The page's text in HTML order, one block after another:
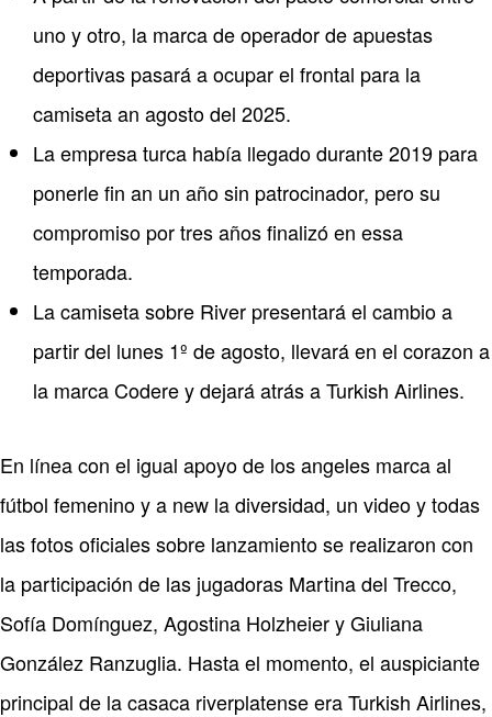
uno y otro, la marca de operador de apuestas
deportivas pasará a ocupar el frontal para la
camiseta an agosto del 2025.
La empresa turca había llegado durante 2019 para
ponerle fin an un año sin patrocinador, pero su
compromiso por tres años finalizó en essa
temporada.
La camiseta sobre River presentará el cambio a
partir del lunes 1º de agosto, llevará en el corazon a
la marca Codere y dejará atrás a Turkish Airlines.
En línea con el igual apoyo de los angeles marca al
fútbol femenino y a new la diversidad, un video y todas
las fotos oficiales sobre lanzamiento se realizaron con
la participación de las jugadoras Martina del Trecco,
Sofía Domínguez, Agostina Holzheier y Giuliana
González Ranzuglia. Hasta el momento, el auspiciante
principal de la casaca riverplatense era Turkish Airlines,